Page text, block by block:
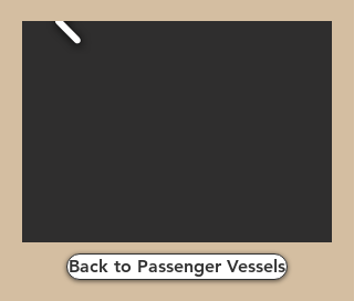
Back to Passenger Vessels